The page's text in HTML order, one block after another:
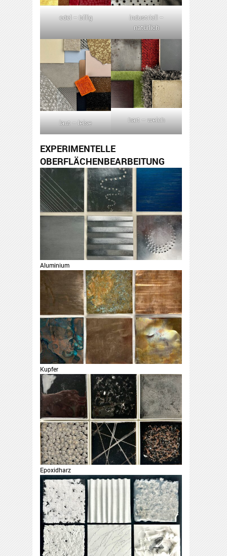
edel – billig
industriell –
natürlich
laut – leise hart – weich
EXPERIMENTELLE
OBERFLÄCHENBEARBEITUNG
Aluminium
Kupfer
Epoxidharz